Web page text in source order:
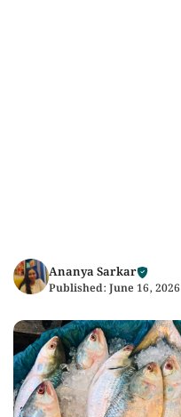
Ananya Sarkar
Published: June 16, 2026